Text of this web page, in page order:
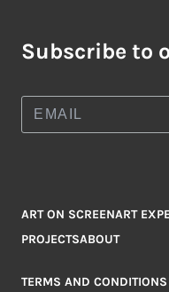
Subscribe to
ART ON SCREENART
PROJECTSABOUT
TERMS AND CONDITIONS